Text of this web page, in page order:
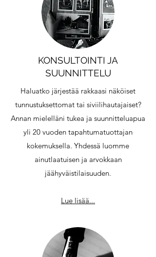
KONSULTOINTI JA
SUUNNITTELU
Haluatko järjestää rakkaasi näköiset
tunnustuksettomat tai siviilihautajaiset?
Annan mielelläni tukea ja suunnitteluapua
yli 20 vuoden tapahtumatuottajan
kokemuksella. Yhdessä luomme
ainutlaatuisen ja arvokkaan
jäähyväistilaisuuden.
Lue lisää...